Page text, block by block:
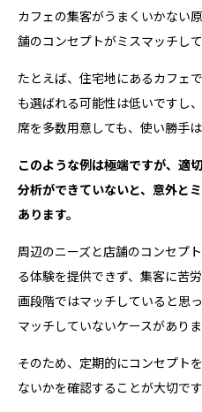
カフェの集客がうまくいかない
舗のコンセプトがミスマッチして
たとえば、住宅地にあるカフェ
も選ばれる可能性は低いですし
席を多数用意しても、使い勝手は
このような例は極端ですが、適
分析ができていないと、意外と
あります。
周辺のニーズと店舗のコンセプ
る体験を提供できず、集客に苦
画段階ではマッチしていると思
マッチしていないケースがありま
そのため、定期的にコンセプト
ないかを確認することが大切です